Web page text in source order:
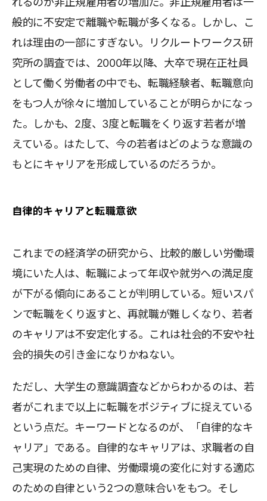
般的に不安定で離職や転職が多くなる。しかし、こ
れは理由の一部にすぎない。リクルートワークス研
究所の調査では、2000年以降、大卒で現在正社員
として働く労働者の中でも、転職経験者、転職意向
をもつ人が徐々に増加していることが明らかになっ
た。しかも、2度、3度と転職をくり返す若者が増
えている。はたして、今の若者はどのような意識の
もとにキャリアを形成しているのだろうか。
自律的キャリアと転職意欲
これまでの経済学の研究から、比較的厳しい労働環
境にいた人は、転職によって年収や就労への満足度
が下がる傾向にあることが判明している。短いスパ
ンで転職をくり返すと、再就職が難しくなり、若者
のキャリアは不安定化する。これは社会的不安や社
会的損失の引き金になりかねない。
ただし、大学生の意識調査などからわかるのは、若
者がこれまで以上に転職をポジティブに捉えている
という点だ。キーワードとなるのが、「自律的なキ
ャリア」である。自律的なキャリアは、求職者の自
己実現のための自律、労働環境の変化に対する適応
のための自律という2つの意味合いをもつ。そし